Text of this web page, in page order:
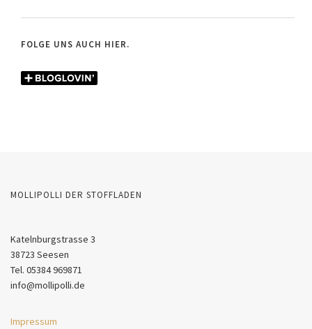
FOLGE UNS AUCH HIER.
MOLLIPOLLI DER STOFFLADEN
Katelnburgstrasse 3
38723 Seesen
Tel. 05384 969871
info@mollipolli.de
Impressum